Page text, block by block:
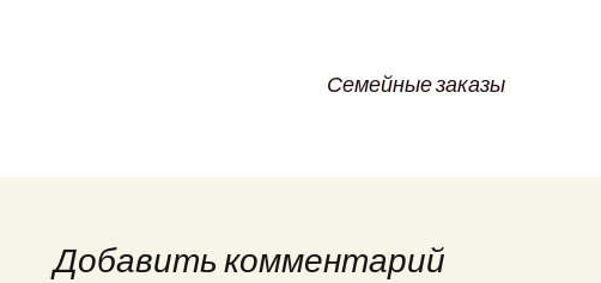
Семейные заказы
Добавить комментарий